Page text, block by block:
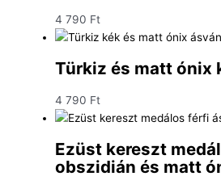
4 790 Ft
Türkiz és matt ónix
4 790 Ft
Ezüst kereszt
obszidián és matt